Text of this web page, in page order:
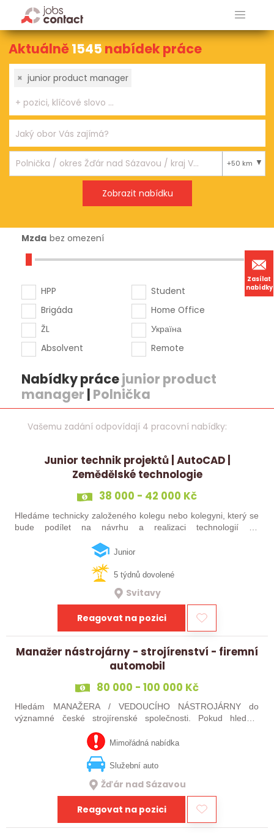
Zasílat
nabídky
Aktuálně1545 nabídek práce
× junior product manager
+50 km
Mzda bez omezení
HPP
Brigáda
ŽL
Absolvent
Student
Home Office
Україна
Remote
Nabídky prácejunior product
manager | Polnička
Vašemu zadání odpovídají 4 pracovní nabídky:
Junior technik projektů | AutoCAD |
Zemědělské technologie
38 000 - 42 000 Kč
Hledáme technicky založeného kolegu nebo kolegyni, který se
bude podílet na návrhu a realizaci technologií do
projekty, orientujete se ve…Junior
5 týdnů dovolené
Svitavy
Reagovat na pozici
Manažer nástrojárny - strojírenství - firemní
automobil
80 000 - 100 000 Kč
Hledám MANAŽERA / VEDOUCÍHO NÁSTROJÁRNY do
významné české strojírenské společnosti. Pokud hledáte
jste silný v komunikaci a máte zkušenosti…
Mimořádná nabídka
Služební auto
Žďár nad Sázavou
Reagovat na pozici